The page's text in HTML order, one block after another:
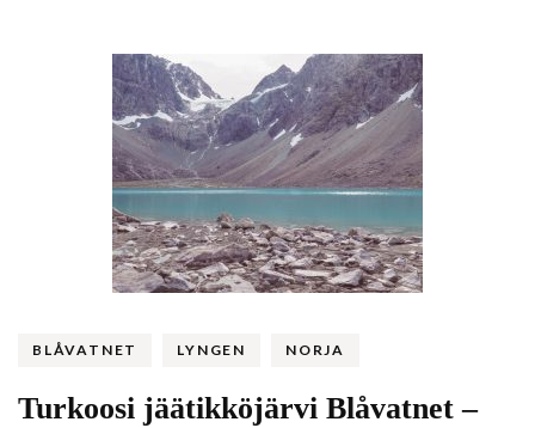
BLÅVATNET LYNGEN NORJA
Turkoosi jäätikköjärvi Blåvatnet –